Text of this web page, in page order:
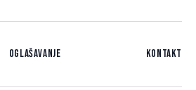
Oglašavanje Kontakt